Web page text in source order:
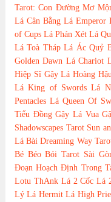
Tarot: Con Đường Mơ
Lá Cân Bằng Lá Emperor
of Cups Lá Phán Xét Lá
Lá Toà Tháp Lá Ác Quỷ
Golden Dawn Lá Chariot
Hiệp Sĩ Gậy Lá Hoàng
Lá King of Swords Lá
Pentacles Lá Queen Of
Tiểu Đồng Gậy Lá Vua
Shadowscapes Tarot Sun
Lá Bài Dreaming Way
Bé Béo Bói Tarot Sài
Đoạn Hoạch Định Trong
Lotu ThAnk Lá 2 Cốc Lá
Lý Lá Hermit Lá High